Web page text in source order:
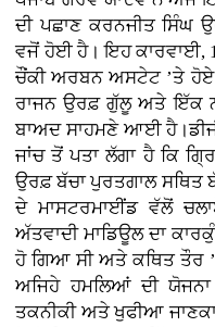
ਦੀ ਪਛਾਣ ਕਰਨਜੀਤ ਸਿੰਘ
ਵਜੋਂ ਹੋਈ ਹੈ। ਇਹ ਕਾਰਵਾਈ,
ਚੌਂਕੀ ਅਰਬਨ ਅਸਟੇਟ ’ਤੇ ਹੋਏ
ਰਾਜਨ ਉਰਫ਼ ਗੁੱਲੂ ਅਤੇ ਇੱਕ
ਬਾਅਦ ਸਾਹਮਣੇ ਆਈ
ਜਾਂਚ ਤੋਂ ਪਤਾ ਲੱਗਾ ਹੈ ਕਿ
ਉਰਫ਼ ਬੱਚਾ ਪੁਰਤਗਾਲ
ਦੇ ਮਾਸਟਰਮਾਈਂਡ ਵੱਲੋਂ
ਅੱਤਵਾਦੀ ਮਾਡਿਊਲ ਦਾ
ਹੋ ਗਿਆ ਸੀ ਅਤੇ ਕਥਿਤ ਤੌਰ
ਅਜਿਹੇ ਹਮਲਿਆਂ ਦੀ ਯੋਜਨਾ
ਤਕਨੀਕੀ ਅਤੇ ਖੁਫੀਆ